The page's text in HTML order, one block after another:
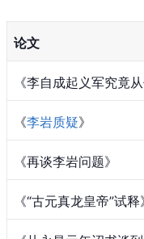
论文
《李自成起义军究
《李岩质疑》
《再谈李岩问题》
《“古元真龙皇帝”试释